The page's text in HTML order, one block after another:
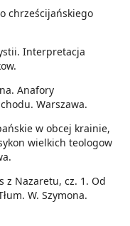
chrześcijańskiego
Interpretacja
Anafory
Warszawa.
w obcej krainie,
wielkich teologow
z Nazaretu, cz. 1. Od
W. Szymona.